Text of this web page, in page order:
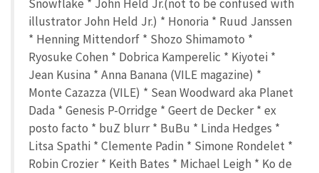
Snowflake * John Held Jr.(not to be confused with
illustrator John Held Jr.) * Honoria * Ruud Janssen
* Henning Mittendorf * Shozo Shimamoto *
Ryosuke Cohen * Dobrica Kamperelic * Kiyotei *
Jean Kusina * Anna Banana (VILE magazine) *
Monte Cazazza (VILE) * Sean Woodward aka Planet
Dada * Genesis P-Orridge * Geert de Decker * ex
posto facto * buZ blurr * BuBu * Linda Hedges *
Litsa Spathi * Clemente Padin * Simone Rondelet *
Robin Crozier * Keith Bates * Michael Leigh * Ko de